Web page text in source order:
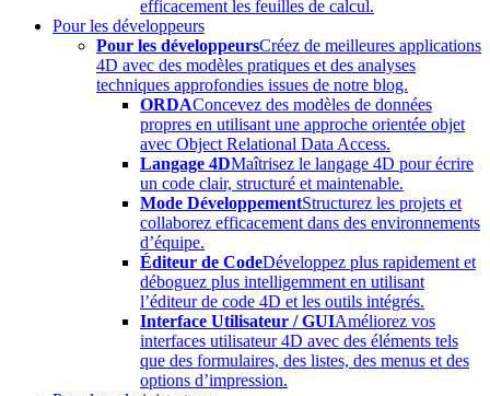
efficacement les feuilles de calcul.
Pour les développeurs
Pour les développeursCréez de meilleures applications
4D avec des modèles pratiques et des analyses
techniques approfondies issues de notre blog.
ORDAConcevez des modèles de données
propres en utilisant une approche orientée objet
avec Object Relational Data Access.
Langage 4DMaîtrisez le langage 4D pour écrire
un code clair, structuré et maintenable.
Mode DéveloppementStructurez les projets et
collaborez efficacement dans des environnements
d’équipe.
Éditeur de CodeDéveloppez plus rapidement et
déboguez plus intelligemment en utilisant
l’éditeur de code 4D et les outils intégrés.
Interface Utilisateur / GUIAméliorez vos
interfaces utilisateur 4D avec des éléments tels
que des formulaires, des listes, des menus et des
options d’impression.